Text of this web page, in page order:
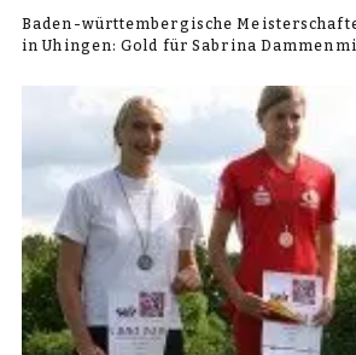
Baden-württembergische
in Uhingen: Gold für Sabrina